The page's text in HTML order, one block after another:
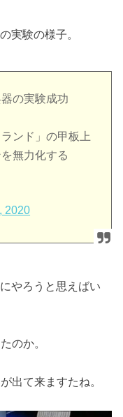
実験の様子。
の実験成功
ンド」の甲板上
無力化する
2020
やろうと思えばい
のか。
出て来ますたね。